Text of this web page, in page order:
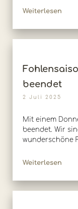
Weiterlesen
beendet
2 Juli 2025
Mit einem
beendet. Wir
wunderschöne
Weiterlesen